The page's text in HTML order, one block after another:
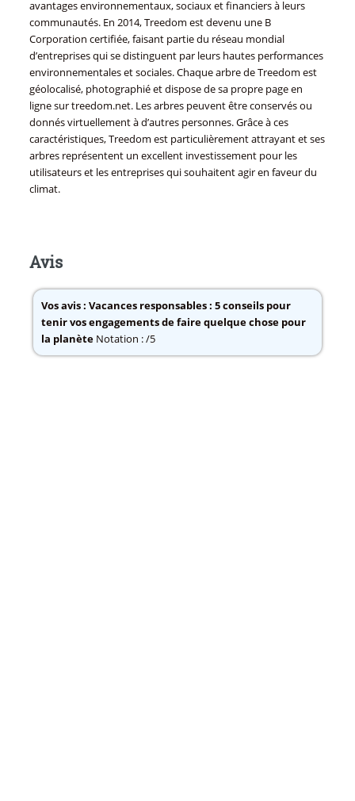
avantages environnementaux, sociaux et financiers à leurs
communautés. En 2014, Treedom est devenu une B
Corporation certifiée, faisant partie du réseau mondial
d’entreprises qui se distinguent par leurs hautes performances
environnementales et sociales. Chaque arbre de Treedom est
géolocalisé, photographié et dispose de sa propre page en
ligne sur treedom.net. Les arbres peuvent être conservés ou
donnés virtuellement à d’autres personnes. Grâce à ces
caractéristiques, Treedom est particulièrement attrayant et ses
arbres représentent un excellent investissement pour les
utilisateurs et les entreprises qui souhaitent agir en faveur du
climat.
Avis
Vos avis : Vacances responsables : 5 conseils pour
tenir vos engagements de faire quelque chose pour
la planèteNotation : /5